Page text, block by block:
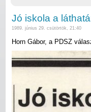
Jó iskola a
1989. június 29. csütörtök, 21:40
Horn Gábor, a PDSZ